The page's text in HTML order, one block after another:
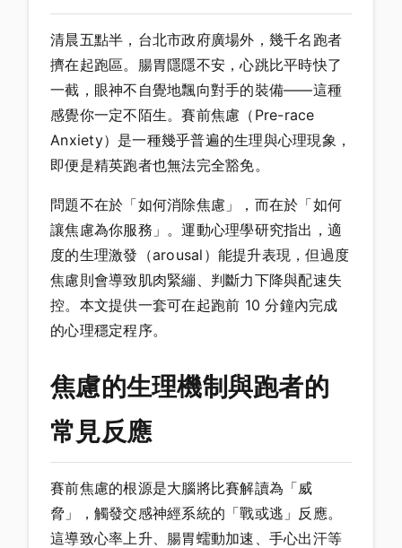
清晨五點半，台北市政府廣場外，幾千名跑者
擠在起跑區。腸胃隱隱不安，心跳比平時快了
一截，眼神不自覺地飄向對手的裝備——這種
感覺你一定不陌生。賽前焦慮（Pre-race
Anxiety）是一種幾乎普遍的生理與心理現象，
即便是精英跑者也無法完全豁免。
問題不在於「如何消除焦慮」，而在於「如何
讓焦慮為你服務」。運動心理學研究指出，適
度的生理激發（arousal）能提升表現，但過度
焦慮則會導致肌肉緊繃、判斷力下降與配速失
控。本文提供一套可在起跑前 10 分鐘內完成
的心理穩定程序。
焦慮的生理機制與跑者的
常見反應
賽前焦慮的根源是大腦將比賽解讀為「威
脅」，觸發交感神經系統的「戰或逃」反應。
這導致心率上升、腸胃蠕動加速、手心出汗等